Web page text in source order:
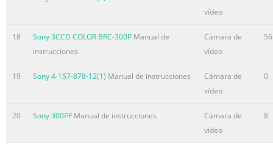
vídeo
18 Sony 3CCD COLOR BRC-300P Manual de
instrucciones
Cámara de
vídeo
56
19 Sony 4-157-878-12(1) Manual de instrucciones
Cámara de
vídeo
0
20 Sony 300PF Manual de instrucciones
Cámara de
vídeo
8